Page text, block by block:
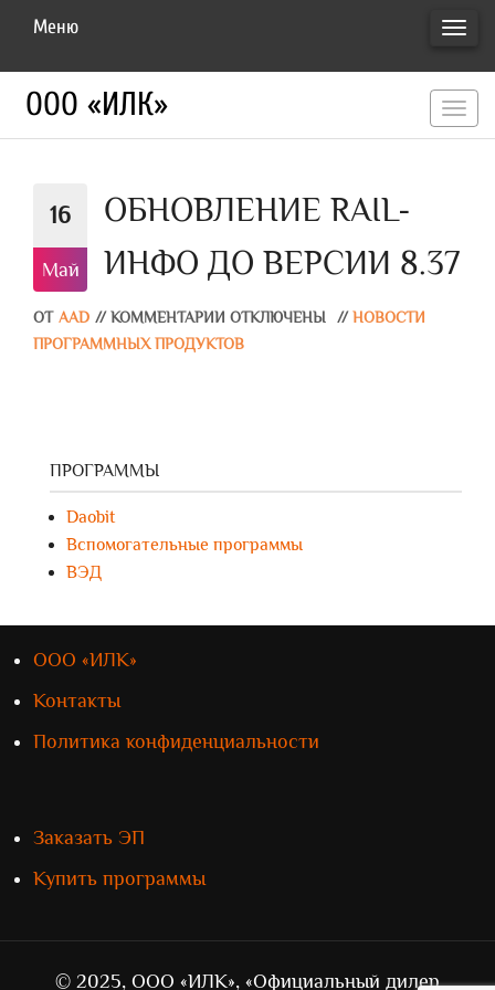
Меню
ООО «ИЛК»
16
Май
ОБНОВЛЕНИЕ RAIL-
ИНФО ДО ВЕРСИИ 8.37
ОТ AAD // КОММЕНТАРИИ ОТКЛЮЧЕНЫ // НОВОСТИ
ПРОГРАММНЫХ ПРОДУКТОВ
ПРОГРАММЫ
Daobit
Вспомогательные программы
ВЭД
ООО «ИЛК»
Контакты
Политика конфиденциальности
Заказать ЭП
Купить программы
© 2025, ООО «ИЛК», «Официальный дилер